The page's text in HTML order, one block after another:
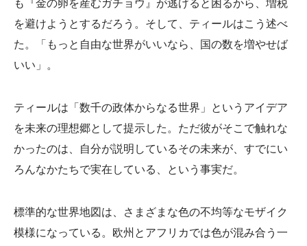
も『金の卵を産むガチョウ』が逃げると困るから、増税
を避けようとするだろう。そして、ティールはこう述べ
た。「もっと自由な世界がいいなら、国の数を増やせば
いい」。
ティールは「数千の政体からなる世界」というアイデア
を未来の理想郷として提示した。ただ彼がそこで触れな
かったのは、自分が説明しているその未来が、すでにい
ろんなかたちで実在している、という事実だ。
標準的な世界地図は、さまざまな色の不均等なモザイク
模様になっている。欧州とアフリカでは色が混み合う一